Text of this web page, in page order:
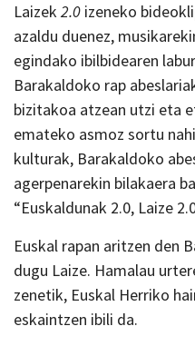
Laizek 2.0 izeneko
azaldu duenez,
egindako ibilbidearen
Barakaldoko rap
bizitakoa atzean utzi eta
emateko asmoz sortu
kulturak, Barakaldoko
agerpenarekin bilakaera
“Euskaldunak 2.0, Laize
Euskal rapan aritzen den
dugu Laize. Hamalau
zenetik, Euskal Herriko
eskaintzen ibili da.